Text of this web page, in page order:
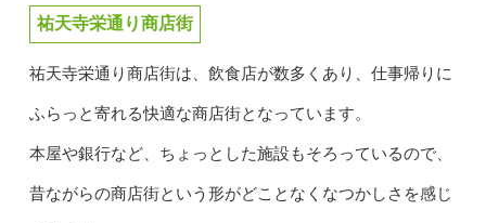
祐天寺栄通り商店街
祐天寺栄通り商店街は、飲食店が数多くあり、仕事帰りに
ふらっと寄れる快適な商店街となっています。
本屋や銀行など、ちょっとした施設もそろっているので、
昔ながらの商店街という形がどことなくなつかしさを感じ